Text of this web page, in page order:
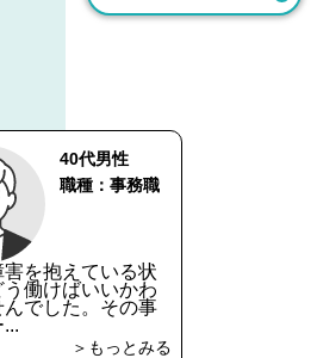
40代男性
職種：事務職
を抱えている状
働けばいいかわ
でした。その事
＞もっとみる